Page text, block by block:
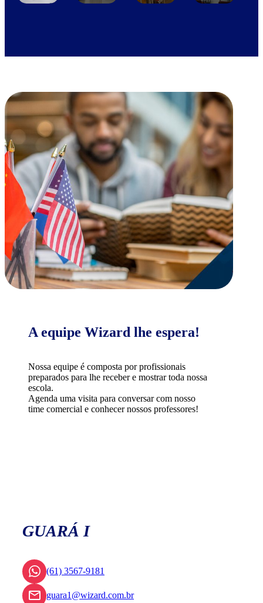
A equipe Wizard lhe espera!
Nossa equipe é composta por profissionais
preparados para lhe receber e mostrar toda nossa
escola.
Agenda uma visita para conversar com nosso
time comercial e conhecer nossos professores!
GUARÁ I
(61) 3567-9181
guara1@wizard.com.br